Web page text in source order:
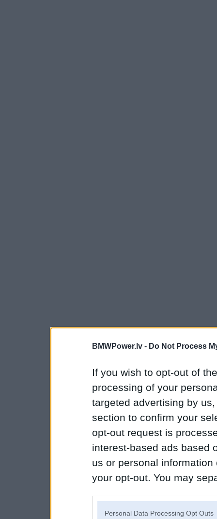
BMWPower.lv - Do Not Process
If you wish to opt-out of
processing of your
targeted advertising by
section to confirm your
opt-out request is
interest-based ads based
us or personal
your opt-out. You may
Personal Data Processing Opt Outs